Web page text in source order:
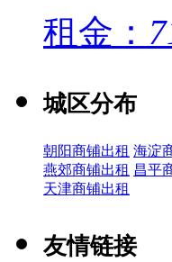
租金：
城区分布
朝阳商铺出租 海淀
燕郊商铺出租 昌平
天津商铺出租
友情链接